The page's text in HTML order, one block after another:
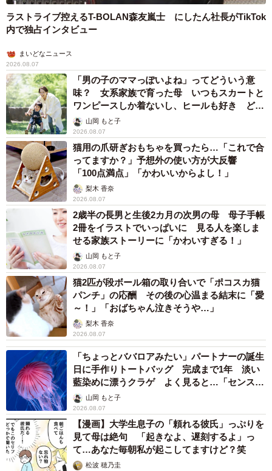
ラストライブ控えるT-BOLAN森友嵐士 にしたん社長がTikTok
内で独占インタビュー
まいどなニュース
2026.08.07
「男の子のママっぽいよね」ってどういう意
味？ 女系家族で育った母 いつもスカートと
ワンピースしか着ないし、ヒールも好き どの
へんが…
山岡 もと子
2026.08.07
猫用の爪研ぎおもちゃを買ったら…「これで合
ってますか？」予想外の使い方が大反響
「100点満点」「かわいいからよし！」
梨木 香奈
2026.08.07
2歳半の長男と生後2カ月の次男の母 母子手帳
2冊をイラストでいっぱいに 見る人を楽しま
せる家族ストーリーに「かわいすぎる！」
山岡 もと子
2026.08.07
猫2匹が段ボール箱の取り合いで「ポコスカ猫
パンチ」の応酬 その後の心温まる結末に「愛
～！」「おばちゃん泣きそうや…」
梨木 香奈
2026.08.07
「ちょっとババロアみたい」パートナーの誕生
日に手作りトートバッグ 完成まで1年 淡い
藍染めに漂うクラゲ よく見ると…「センスす
ごい」山岡 もと子
2026.08.07
【漫画】大学生息子の「頼れる彼氏」っぷりを
見て母は絶句 「起きなよ、遅刻するよ」っ
て…あなた毎朝私が起こしてますけど？笑
松波 穂乃圭